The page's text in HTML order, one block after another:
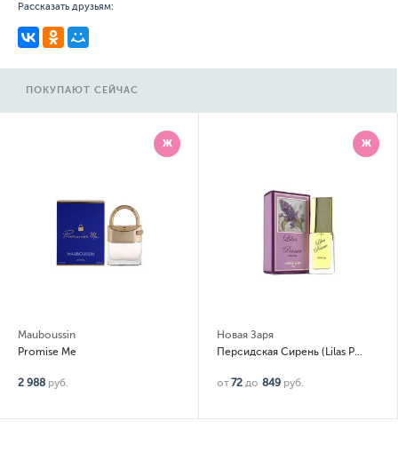
Рассказать друзьям:
ПОКУПАЮТ СЕЙЧАС
Me
988 руб.
Новая Заря
Персидская Сирень (Lilas Persan)
72 до 849 руб.